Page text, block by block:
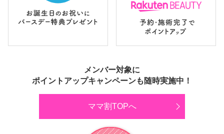
メンバー対象に
ポイントアップキャンペーンも随時実施中！
ママ割TOPへ